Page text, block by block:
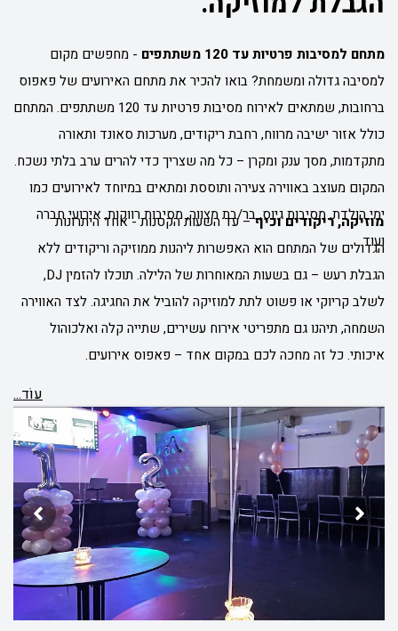
מתחם למסיבות פרטיות עד 120 משתתפים - מחפשים מקום
למסיבה גדולה ומשמחת? בואו להכיר את מתחם האירועים של פאפוס
ברחובות, שמתאים לאירוח מסיבות פרטיות עד 120 משתתפים. המתחם
כולל אזור ישיבה מרווח, רחבת ריקודים, מערכות סאונד ותאורה
מתקדמות, מסך ענק ומקרן – כל מה שצריך כדי להרים ערב בלתי נשכח.
המקום מעוצב באווירה צעירה ותוססת ומתאים במיוחד לאירועים כמו
ימי הולדת, מסיבות גיוס, בר/בת מצווה, מסיבות רווקות, אירועיחברה
ועוד.
מוזיקה, ריקודים וכיף– עד השעות הקטנות -אחד היתרונות
הגדולים של המתחם הוא האפשרות ליהנות ממוזיקה וריקודים ללא
הגבלת רעש – גם בשעות המאוחרות של הלילה. תוכלו להזמין DJ,
לשלב קריוקי או פשוט לתת למוזיקה להוביל את החגיגה. לצד האווירה
השמחה, תיהנו גם מתפריטי אירוח עשירים, שתייה קלה ואלכוהול
איכותי. כל זה מחכה לכם במקום אחד – פאפוס אירועים.
עוֹד...